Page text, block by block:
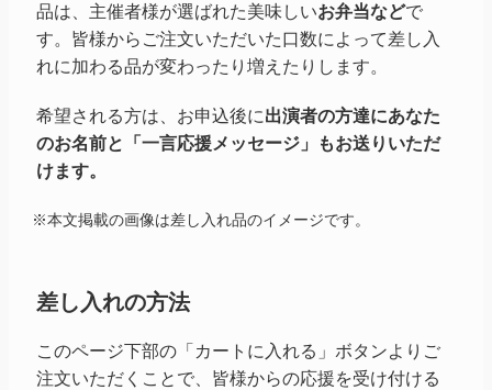
品は、主催者様が選ばれた美味しいお弁当などで
す。皆様からご注文いただいた口数によって差し入
れに加わる品が変わったり増えたりします。
希望される方は、お申込後に出演者の方達にあなた
のお名前と「一言応援メッセージ」もお送りいただ
けます。
※本文掲載の画像は差し入れ品のイメージです。
差し入れの方法
このページ下部の「カートに入れる」ボタンよりご
注文いただくことで、皆様からの応援を受け付ける